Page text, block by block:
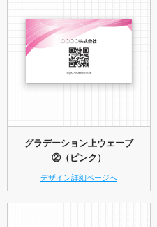
グラデーション上ウェーブ
②（ピンク）
デザイン詳細ページへ